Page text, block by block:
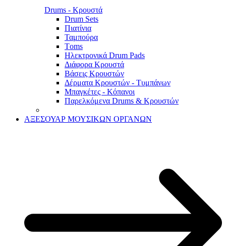
Drums - Κρουστά
Drum Sets
Πιατίνια
Ταμπούρα
Τoms
Ηλεκτρονικά Drum Pads
Διάφορα Κρουστά
Βάσεις Κρουστών
Δέρματα Κρουστών - Τυμπάνων
Μπαγκέτες - Κόπανοι
Παρελκόμενα Drums & Κρουστών
ΑΞΕΣΟΥΑΡ ΜΟΥΣΙΚΩΝ ΟΡΓΑΝΩΝ